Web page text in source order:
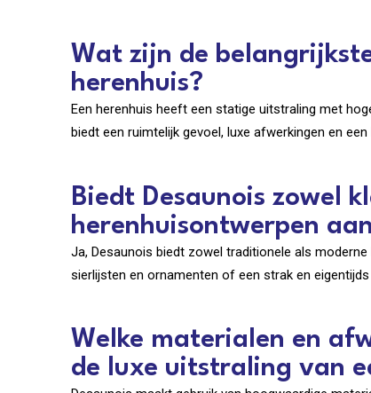
Wat zijn de
herenhuis?
Een herenhuis heeft een statige uitstraling met
biedt een ruimtelijk gevoel, luxe afwerkingen en
Biedt Desaunois zowel
herenhuisontwerpen
Ja, Desaunois biedt zowel traditionele als
sierlijsten en ornamenten of een strak en
Welke materialen en
de luxe uitstraling van